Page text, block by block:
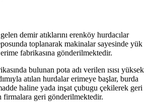
demir atıklarını erenköy hurdacılar
toplanarak makinalar sayesinde yük
fabrikasına gönderilmektedir.
bulunan pota adı verilen ısısı yüksek
atılan hurdalar erimeye başlar, burda
haline yada inşat çubugu çekilerek geri
firmalara geri gönderilmektedir.